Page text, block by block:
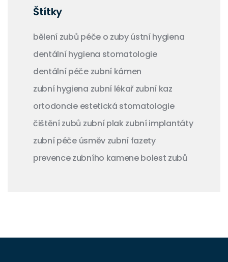
Štítky
bělení zubů péče o zubyústní hygiena
dentální hygiena stomatologie
dentální péče zubní kámen
zubní hygiena zubní lékař zubní kaz
ortodoncie estetická stomatologie
čištění zubů zubní plak zubní implantáty
zubní péče úsměv zubní fazety
prevence zubního kamenebolest zubů